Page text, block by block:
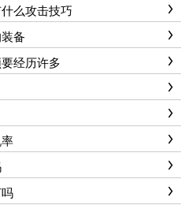
么攻击技巧
备
经历许多